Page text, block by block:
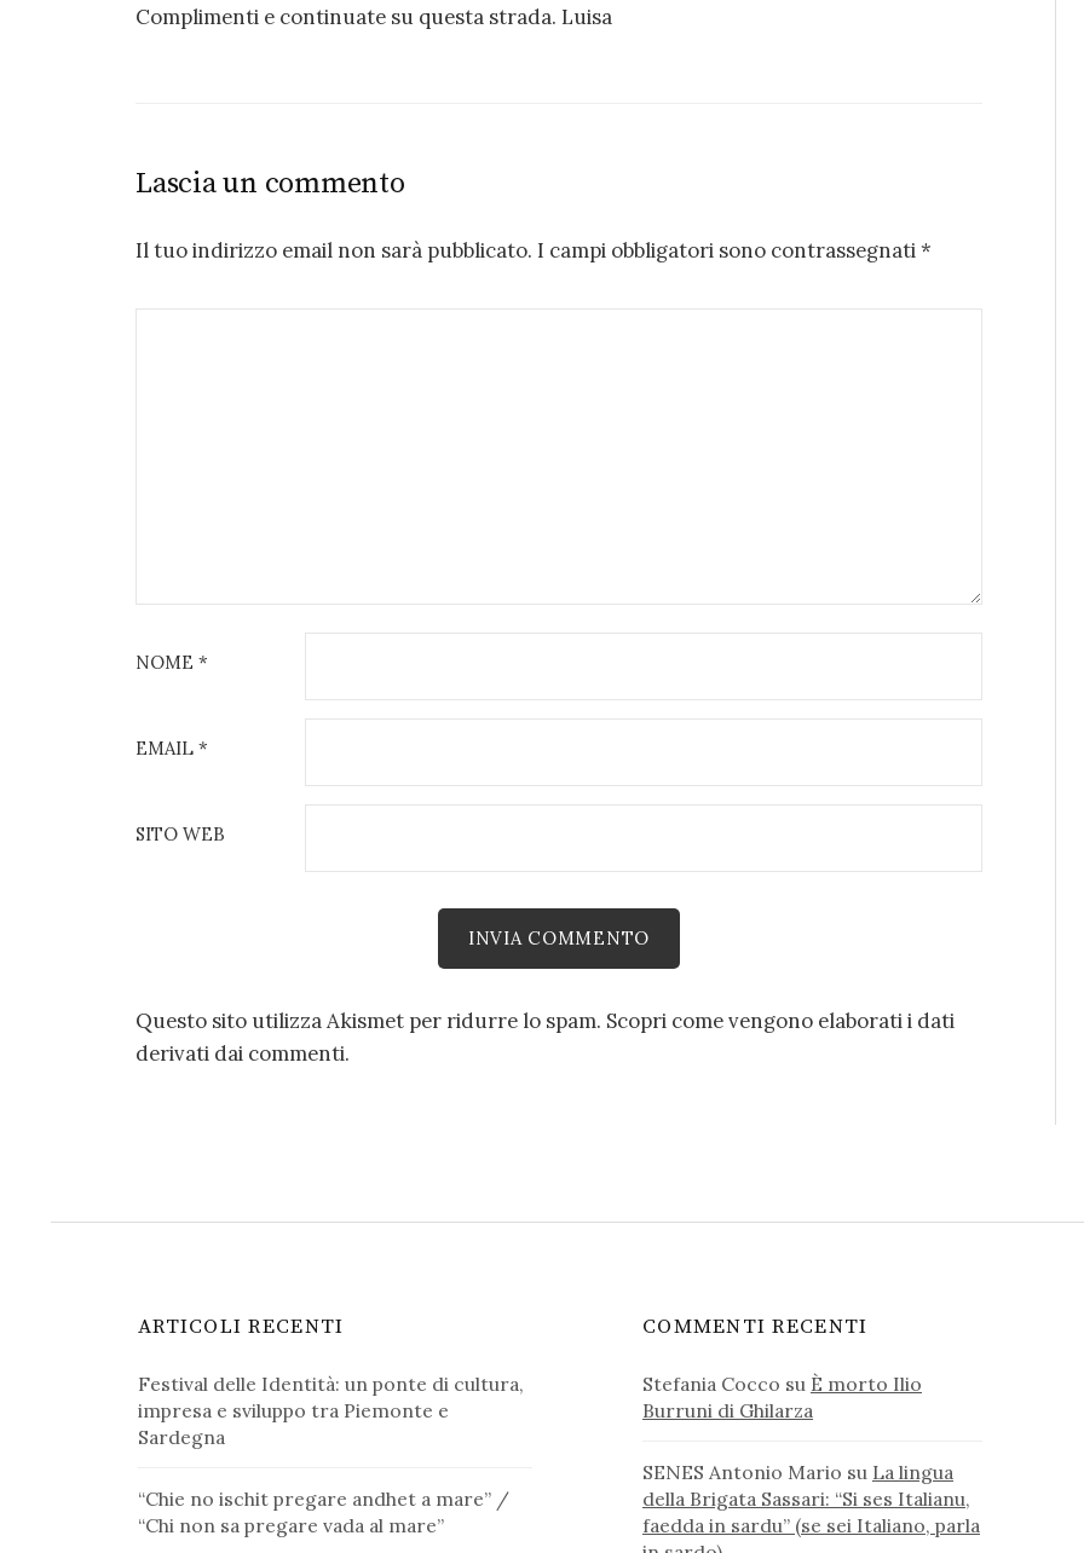
Complimenti e continuate su questa strada. Luisa
Lascia un commento
Il tuo indirizzo email non sarà pubblicato. I campi obbligatori sono contrassegnati*
NOME *
EMAIL *
SITO WEB
Questo sito utilizza Akismet per ridurre lo spam. Scopri come vengono elaborati i dati
derivati dai commenti.
ARTICOLI RECENTI
Festival delle Identità: un ponte di cultura,
impresa e sviluppo tra Piemonte e
Sardegna
“Chie no ischit pregare andhet a mare” /
“Chi non sa pregare vada al mare”
COMMENTI RECENTI
Stefania Cocco su È morto Ilio
Burruni di Ghilarza
SENES Antonio Mario su La lingua
della Brigata Sassari: “Si ses Italianu,
faedda in sardu” (se sei Italiano, parla